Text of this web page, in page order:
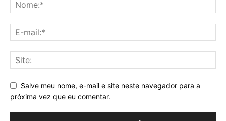
Salve meu nome, e-mail e site neste navegador para a
próxima vez que eu comentar.